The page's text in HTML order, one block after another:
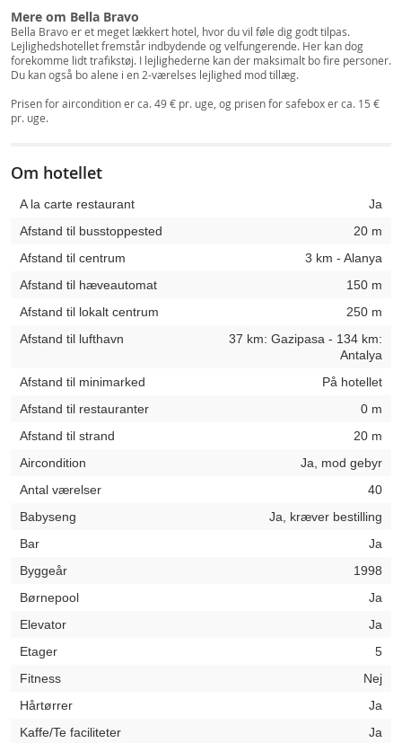
Mere om Bella Bravo
Bella Bravo er et meget lækkert hotel, hvor du vil føle dig godt tilpas.
Lejlighedshotellet fremstår indbydende og velfungerende. Her kan dog
forekomme lidt trafikstøj. I lejlighederne kan der maksimalt bo fire personer.
Du kan også bo alene i en 2-værelses lejlighed mod tillæg.
Prisen for aircondition er ca. 49 € pr. uge, og prisen for safebox er ca. 15 €
pr. uge.
Om hotellet
A la carte restaurant
Ja
Afstand til busstoppested
20 m
Afstand til centrum
3 km - Alanya
Afstand til hæveautomat
150 m
Afstand til lokalt centrum
250 m
Afstand til lufthavn
37 km: Gazipasa - 134 km:
Antalya
Afstand til minimarked
På hotellet
Afstand til restauranter
0 m
Afstand til strand
20 m
Aircondition
Ja, mod gebyr
Antal værelser
40
Babyseng
Ja, kræver bestilling
Bar
Ja
Byggeår
1998
Børnepool
Ja
Elevator
Ja
Etager
5
Fitness
Nej
Hårtørrer
Ja
Kaffe/Te faciliteter
Ja